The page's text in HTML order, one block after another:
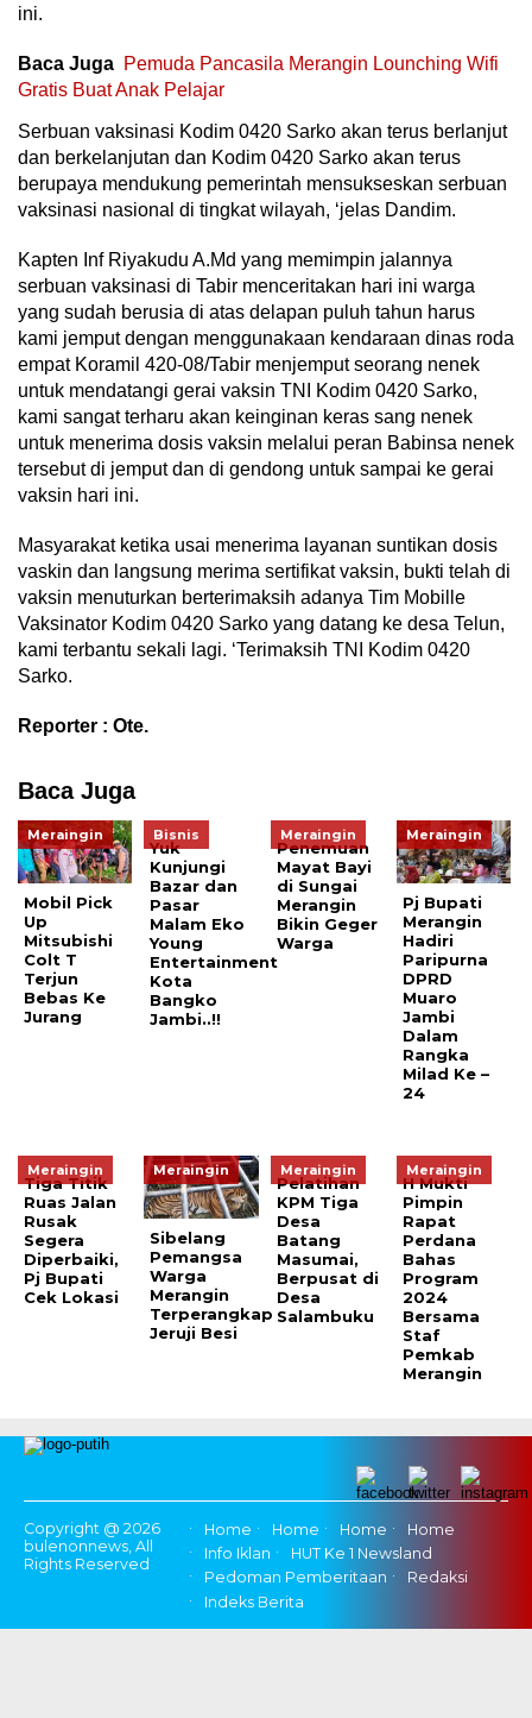
ini.
Baca Juga Pemuda Pancasila Merangin Lounching Wifi
Gratis Buat Anak Pelajar
Serbuan vaksinasi Kodim 0420 Sarko akan terus berlanjut
dan berkelanjutan dan Kodim 0420 Sarko akan terus
berupaya mendukung pemerintah mensukseskan serbuan
vaksinasi nasional di tingkat wilayah, ‘jelas Dandim.
Kapten Inf Riyakudu A.Md yang memimpin jalannya
serbuan vaksinasi di Tabir menceritakan hari ini warga
yang sudah berusia di atas delapan puluh tahun harus
kami jemput dengan menggunakaan kendaraan dinas roda
empat Koramil 420-08/Tabir menjemput seorang nenek
untuk mendatangi gerai vaksin TNI Kodim 0420 Sarko,
kami sangat terharu akan keinginan keras sang nenek
untuk menerima dosis vaksin melalui peran Babinsa nenek
tersebut di jemput dan di gendong untuk sampai ke gerai
vaksin hari ini.
Masyarakat ketika usai menerima layanan suntikan dosis
vaskin dan langsung merima sertifikat vaksin, bukti telah di
vaksin menuturkan berterimaksih adanya Tim Mobille
Vaksinator Kodim 0420 Sarko yang datang ke desa Telun,
kami terbantu sekali lagi. ‘Terimaksih TNI Kodim 0420
Sarko.
Reporter : Ote.
Baca Juga
Meraingin
Mobil Pick
Up
Mitsubishi
Colt T
Terjun
Bebas Ke
Jurang
Bisnis
Yuk
Kunjungi
Bazar dan
Pasar
Malam Eko
Young
Entertainment
Kota
Bangko
Jambi..!!
Meraingin
Penemuan
Mayat Bayi
di Sungai
Merangin
Bikin Geger
Warga
Meraingin
Pj Bupati
Merangin
Hadiri
Paripurna
DPRD
Muaro
Jambi
Dalam
Rangka
Milad Ke –
24
Meraingin
Tiga Titik
Ruas Jalan
Rusak
Segera
Diperbaiki,
Pj Bupati
Cek Lokasi
Meraingin
Sibelang
Pemangsa
Warga
Merangin
Terperangkap
Jeruji Besi
Meraingin
Pelatihan
KPM Tiga
Desa
Batang
Masumai,
Berpusat di
Desa
Salambuku
Meraingin
H Mukti
Pimpin
Rapat
Perdana
Bahas
Program
2024
Bersama
Staf
Pemkab
Merangin
Copyright @ 2026
bulenonnews, All
Rights Reserved
Home Home Home
Home
Info Iklan
HUT Ke 1 Newsland
Pedoman Pemberitaan
Redaksi
Indeks Berita